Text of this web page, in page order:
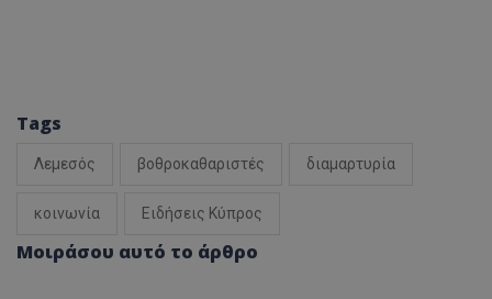
Tags
Λεμεσός βοθροκαθαριστές διαμαρτυρία
κοινωνία Ειδήσεις Κύπρος
Μοιράσου αυτό το άρθρο
.youtube.com